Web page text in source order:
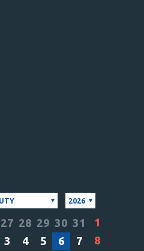
2026
27 28 29 30 31
1
3 4 5 6 7
8